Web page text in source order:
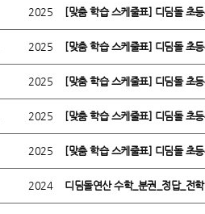
2025 [맞춤 학습 스케줄표] 디딤돌 초
2025 [맞춤 학습 스케줄표] 디딤돌 초
2025 [맞춤 학습 스케줄표] 디딤돌 초
2025 [맞춤 학습 스케줄표] 디딤돌 초
2025 [맞춤 학습 스케줄표] 디딤돌 초
2024 디딤돌연산 수학_분권_정답_전